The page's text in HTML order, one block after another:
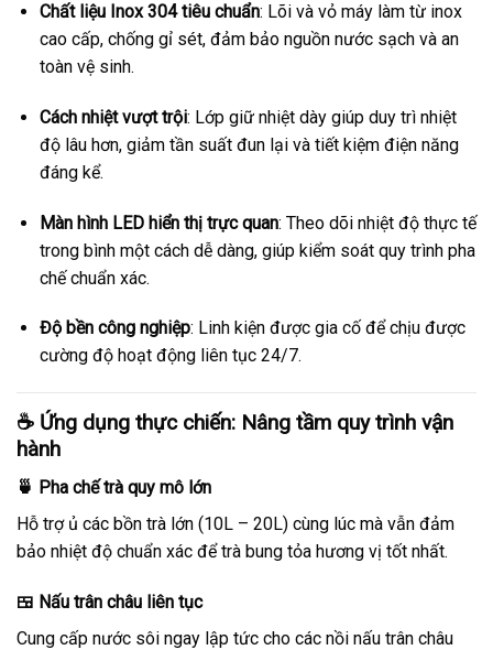
Chất liệu Inox 304 tiêu chuẩn: Lõi và vỏ máy làm từ inox
cao cấp, chống gỉ sét, đảm bảo nguồn nước sạch và an
toàn vệ sinh.
Cách nhiệt vượt trội: Lớp giữ nhiệt dày giúp duy trì nhiệt
độ lâu hơn, giảm tần suất đun lại và tiết kiệm điện năng
đáng kể.
Màn hình LED hiển thị trực quan: Theo dõi nhiệt độ thực tế
trong bình một cách dễ dàng, giúp kiểm soát quy trình pha
chế chuẩn xác.
Độ bền công nghiệp: Linh kiện được gia cố để chịu được
cường độ hoạt động liên tục 24/7.
☕ Ứng dụng thực chiến: Nâng tầm quy trình vận
hành
🍵 Pha chế trà quy mô lớn
Hỗ trợ ủ các bồn trà lớn (10L – 20L) cùng lúc mà vẫn đảm
bảo nhiệt độ chuẩn xác để trà bung tỏa hương vị tốt nhất.
🍱 Nấu trân châu liên tục
Cung cấp nước sôi ngay lập tức cho các nồi nấu trân châu